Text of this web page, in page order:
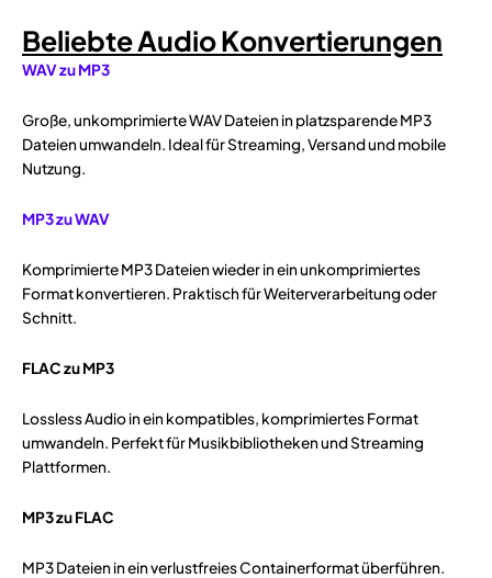
Beliebte Audio Konvertierungen
WAV zu MP3
Große, unkomprimierte WAV Dateien in platzsparende MP3
Dateien umwandeln. Ideal für Streaming, Versand und mobile
Nutzung.
MP3 zu WAV
Komprimierte MP3 Dateien wieder in ein unkomprimiertes
Format konvertieren. Praktisch für Weiterverarbeitung oder
Schnitt.
FLAC zu MP3
Lossless Audio in ein kompatibles, komprimiertes Format
umwandeln. Perfekt für Musikbibliotheken und Streaming
Plattformen.
MP3 zu FLAC
MP3 Dateien in ein verlustfreies Containerformat überführen.